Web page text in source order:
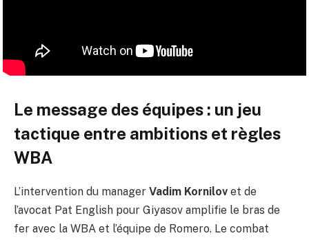
Le message des équipes : un jeu
tactique entre ambitions et règles
WBA
L’intervention du manager Vadim Kornilov et de
l’avocat Pat English pour Giyasov amplifie le bras de
fer avec la WBA et l’équipe de Romero. Le combat